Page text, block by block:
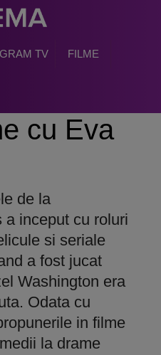
TV FILME
cu Eva
de la
a inceput cu roluri
si seriale
a fost jucat
Washington era
Odata cu
in filme
la drame